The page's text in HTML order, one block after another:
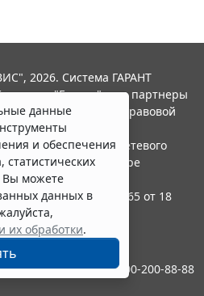
данные
и обеспечения
статистических
Вы можете
данных в
их обработки.
2026. Система ГАРАНТ
"Гарант" и ее партнеры
ассоциации правовой
в качестве сетевого
по надзору в сфере
и массовых
Эл № ФС77-58365 от 18
8-800-200-88-88